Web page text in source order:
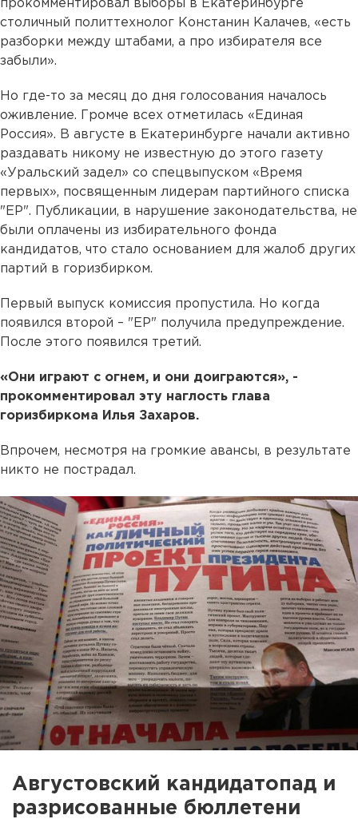
прокомментировал выборы в Екатеринбурге
столичный политтехнолог Констанин Калачев, «есть
разборки между штабами, а про избирателя все
забыли».
Но где-то за месяц до дня голосования началось
оживление. Громче всех отметилась «Единая
Россия». В августе в Екатеринбурге начали активно
раздавать никому не известную до этого газету
«Уральский задел» со спецвыпуском «Время
первых», посвященным лидерам партийного списка
"ЕР". Публикации, в нарушение законодательства, не
были оплачены из избирательного фонда
кандидатов, что стало основанием для жалоб других
партий в горизбирком.
Первый выпуск комиссия пропустила. Но когда
появился второй – "ЕР" получила предупреждение.
После этого появился третий.
«Они играют с огнем, и они доиграются», -
прокомментировал эту наглость глава
горизбиркома Илья Захаров.
Впрочем, несмотря на громкие авансы, в результате
никто не пострадал.
Августовский кандидатопад и
разрисованные бюллетени